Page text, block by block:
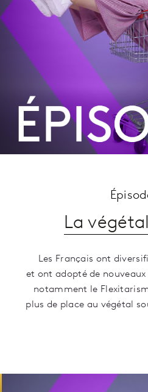
La
Les Français ont
et ont adoptéde
notamment le
plus de place au végétal